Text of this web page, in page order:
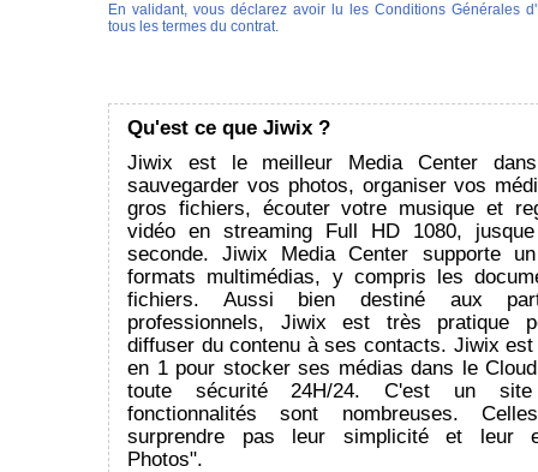
En validant, vous déclarez avoir lu les Conditions Générales
tous les termes du contrat.
Qu'est ce que Jiwix ?
Jiwix est le meilleur Media Center
sauvegarder vos photos, organiser vos
gros fichiers, écouter votre musique et
vidéo en streaming Full HD 1080,
seconde. Jiwix Media Center supporte
formats multimédias, y compris les
fichiers. Aussi bien destiné aux
professionnels, Jiwix est très pratique
diffuser du contenu à ses contacts. Jiwix
en 1 pour stocker ses médias dans le
toute sécurité 24H/24. C'est un
fonctionnalités sont nombreuses.
surprendre pas leur simplicité et leur
Photos".